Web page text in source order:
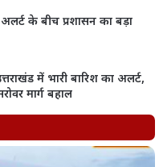
के बीच प्रशासन का बड़ा
में भारी बारिश का अलर्ट,
मार्ग बहाल